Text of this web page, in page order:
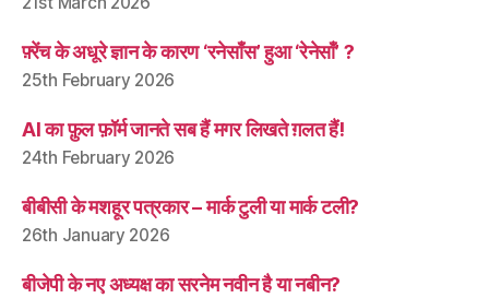
फ़्रेंच के अधूरे ज्ञान के कारण ‘रनेसाँस’ हुआ ‘रेनेसाँ’ ?
25th February 2026
AI का फ़ुल फ़ॉर्म जानते सब हैं मगर लिखते ग़लत हैं!
24th February 2026
बीबीसी के मशहूर पत्रकार – मार्क टुली या मार्क टली?
26th January 2026
बीजेपी के नए अध्यक्ष का सरनेम नवीन है या नबीन?